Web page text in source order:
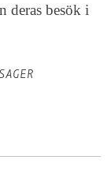
deras besök i